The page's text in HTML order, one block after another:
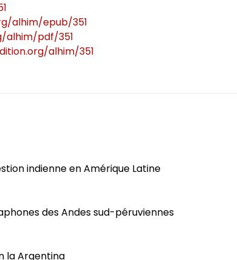
alhim/epub/351
alhim/pdf/351
alhim/351
indienne en Amérique Latine
des Andes sud-péruviennes
la Argentina